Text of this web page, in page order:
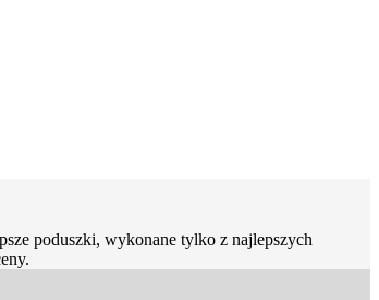
poduszki, wykonane tylko z najlepszych